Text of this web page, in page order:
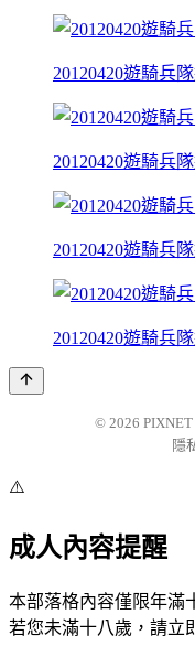
20120420遊騎兵
20120420遊騎兵
20120420遊騎兵
20120420遊騎兵
© 2026 PIXNET
隱
⚠️
成人內容提醒
本部落格內容僅限年滿
若您未滿十八歲，請立